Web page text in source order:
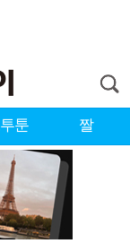
툰 짤